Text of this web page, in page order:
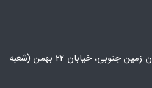
تهران، پونک، خیابان ایران زمین جنوبی، خیابان 22 بهمن (شعبه